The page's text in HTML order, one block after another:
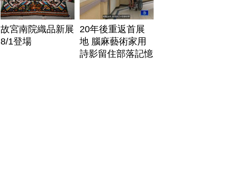
故宮南院織品新展
8/1登場
20年後重返首展
地 腦麻藝術家用
詩影留住部落記憶